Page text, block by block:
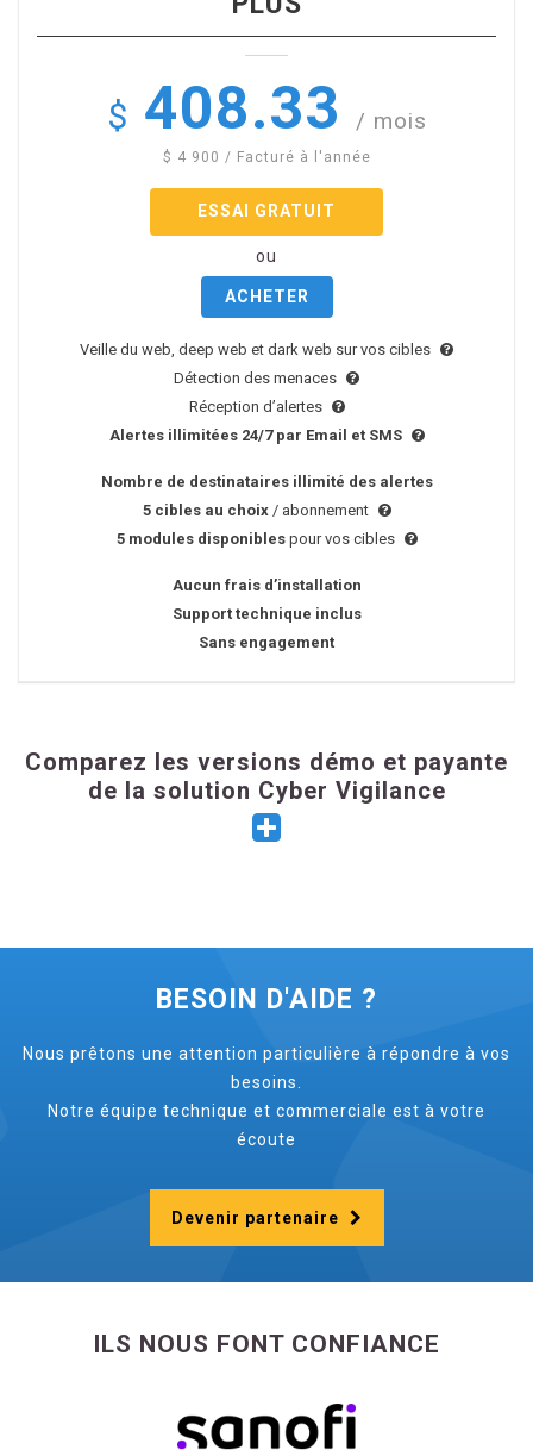
$ 408.33 / mois
$ 4 900 / Facturé à l'année
ESSAI GRATUIT
ou
ACHETER
Veille du web, deep web et dark web sur vos cibles
Détection des menaces
Réception d’alertes
Alertes illimitées 24/7 par Email et SMS
Nombre de destinataires illimité des alertes
5 cibles au choix/ abonnement
5 modules disponiblespour vos cibles
Aucun frais d’installation
Support technique inclus
Sans engagement
Comparez les versions démo et payante
de la solution Cyber Vigilance
BESOIN D'AIDE ?
Nous prêtons une attention particulière à répondre à vos
besoins.
Notre équipe technique et commerciale est à votre
écoute
Devenir partenaire
ILS NOUS FONT CONFIANCE